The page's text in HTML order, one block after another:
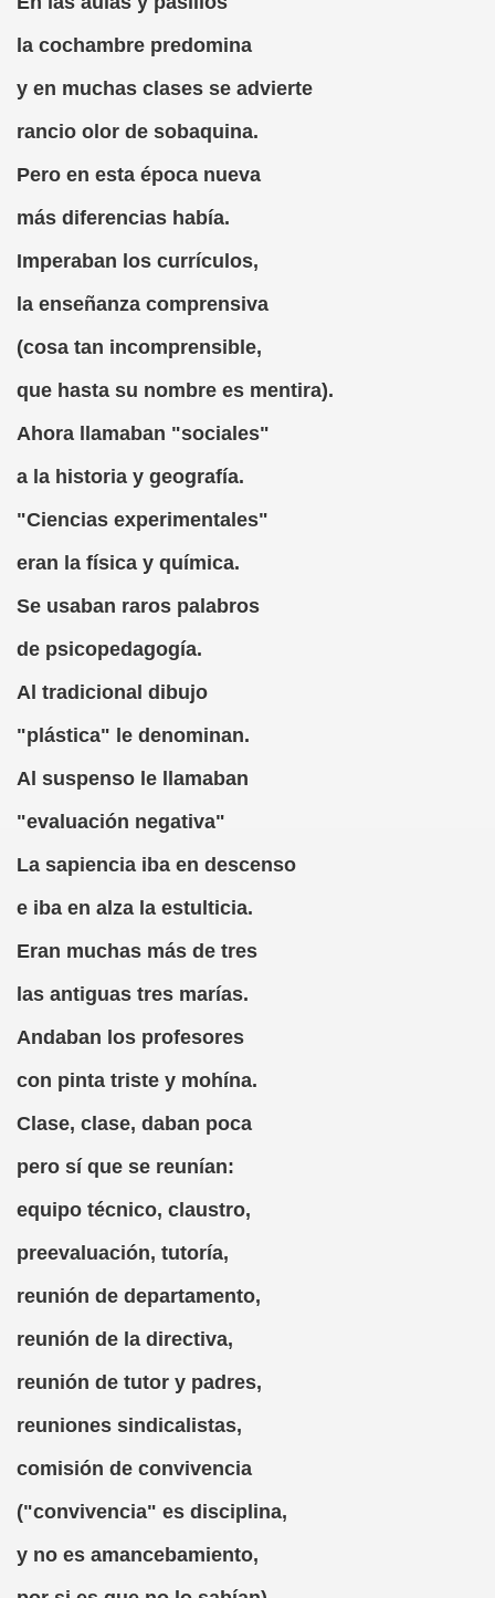
la cochambre predomina
y en muchas clases se advierte
rancio olor de sobaquina.
Pero en esta época nueva
más diferencias había.
Imperaban los currículos,
la enseñanza comprensiva
(cosa tan incomprensible,
que hasta su nombre es mentira).
Ahora llamaban "sociales"
a la historia y geografía.
"Ciencias experimentales"
eran la física y química.
Se usaban raros palabros
de psicopedagogía.
Al tradicional dibujo
"plástica" le denominan.
Al suspenso le llamaban
"evaluación negativa"
La sapiencia iba en descenso
e iba en alza la estulticia.
Eran muchas más de tres
las antiguas tres marías.
Andaban los profesores
con pinta triste y mohína.
Clase, clase, daban poca
pero sí que se reunían:
equipo técnico, claustro,
preevaluación, tutoría,
reunión de departamento,
reunión de la directiva,
reunión de tutor y padres,
reuniones sindicalistas,
comisión de convivencia
("convivencia" es disciplina,
y no es amancebamiento,
Eugenio Hartzenbusch)
Poema de Mío Cid, Fragmento (Jorge Llopis)
(Cayetano Fernández)
Samaniego)
a Camilo José Cela)
Casciari)
del Renacimiento Italiano)
Caricatura (Jorge Llopis)
(Aldo Nove)
Caricatura (Jorge Llopis)
RNE, 1993)